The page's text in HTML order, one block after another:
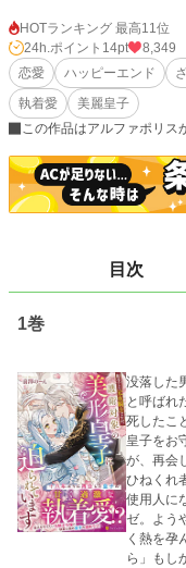
皇子を諦めさせようと必死
する。だが悔やみながら死ん
った。
ならばもう一度殿下にお仕え
込んだのだが……
「懐かしの熱い視線を感じる
ているんでしょうか？
強女騎士）のお話。
小説
お気に入り 438
24h.ポイント
更新日時
初回公開日時
初回完結日時
週間ポイント 70 pt
385 pt
HOTランキング 最高11位
24h.ポイント 14pt
8,349
恋愛
ハッピーエンド
執着愛
美麗皇子
この作品はアルファポリス
目次
1巻
没落した
と呼ばれ
死したこ
皇子をお
が、再会
ひねくれ
使用人に
ゼ。よう
く熱を
ら」もし